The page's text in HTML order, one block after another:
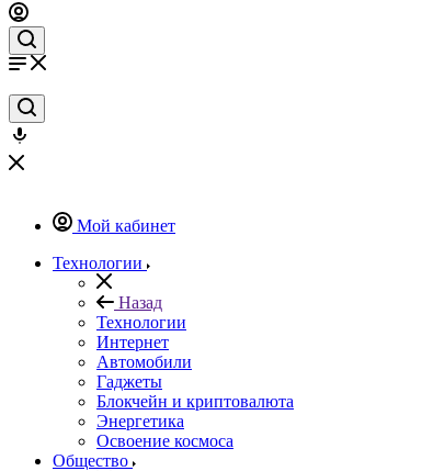
Мой кабинет
Технологии
Назад
Технологии
Интернет
Автомобили
Гаджеты
Блокчейн и криптовалюта
Энергетика
Освоение космоса
Общество